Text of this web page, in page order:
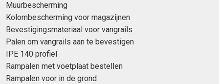
Muurbescherming
Kolombescherming voor magazijnen
Bevestigingsmateriaal voor vangrails
Palen om vangrails aan te bevestigen
IPE 140 profiel
Rampalen met voetplaat bestellen
Rampalen voor in de grond